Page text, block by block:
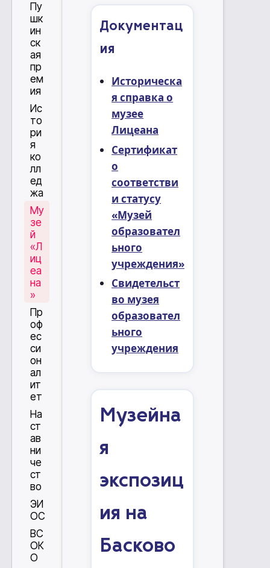
Пу
шк
ин
ск
ая
пр
ем
ия
Ис
то
ри
я
ко
лл
ед
жа
Му
зе
й
«Л
иц
еа
на
»
Пр
оф
ес
си
он
ал
ит
ет
На
ст
ав
ни
че
ст
во
ЭИ
ОС
ВС
ОК
О
Документац
ия
Историческа
я справка о
музее
Лицеана
Сертификат
о
соответстви
и статусу
«Музей
образовател
ьного
учреждения»
Свидетельст
во музея
образовател
ьного
учреждения
Музейна
я
экспозиц
ия на
Басково